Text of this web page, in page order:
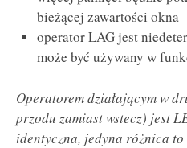
bieżącej zawartości okna
operator LAG jest
może być używany w
Operatorem działającym w
przodu zamiast wstecz) jest
identyczna, jedyna różnica